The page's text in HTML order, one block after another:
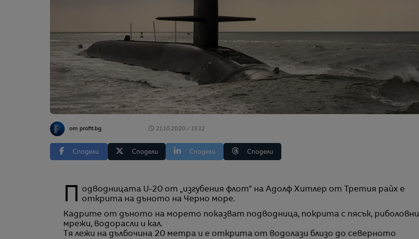
от profit.bg 21.10.2020 / 15:12
Сподели Сподели Сподели Сподели
Подводницата U-20 от „изгубения флот“ на Адолф Хитлер от Третия райх е
открита на дъното на Черно море.
Кадрите от дъното на морето показват подводница, покрита с пясък, риболовни
мрежи, водорасли и кал.
Тя лежи на дълбочина 20 метра и е открита от водолази близо до северното